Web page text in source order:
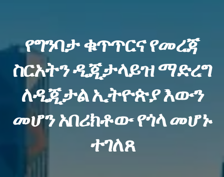
የግንባታ ቁጥጥርና የመረጃ
ስርአትን ዲጂታላይዝ ማድረግ
ለዲጂታል ኢትዮጵያ እውን
መሆን አበሪክቶው የጎላ መሆኑ
ተገለጸ